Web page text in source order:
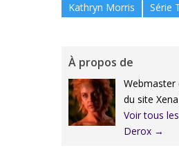
Kathryn Morris
Série
À propos de
Webmaster
du site
Voir tous
Derox →